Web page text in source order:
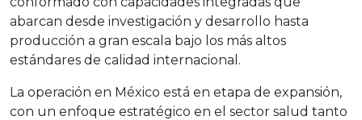
abarcan desde investigación y desarrollo hasta
producción a gran escala bajo los más altos
estándares de calidad internacional.
La operación en México está en etapa de expansión,
con un enfoque estratégico en el sector salud tanto